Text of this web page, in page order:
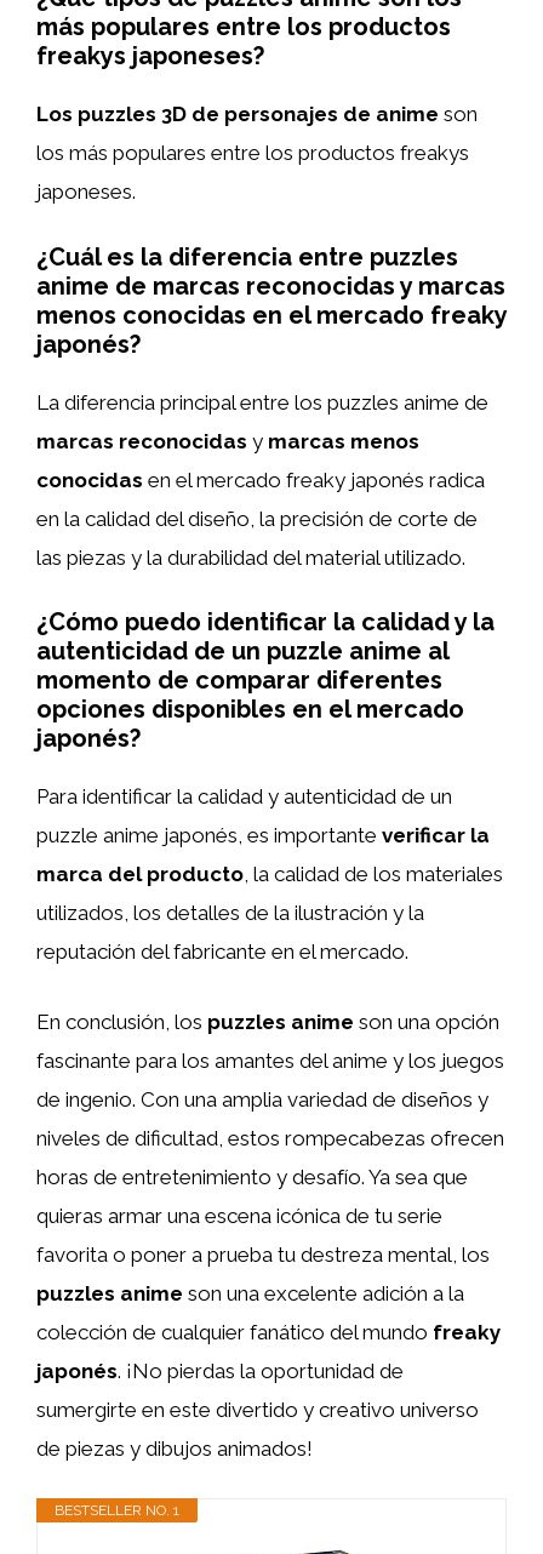
más populares entre los productos
freakys japoneses?
Los puzzles 3D de personajes de anime son
los más populares entre los productos freakys
japoneses.
¿Cuál es la diferencia entre puzzles
anime de marcas reconocidas y marcas
menos conocidas en el mercado freaky
japonés?
La diferencia principal entre los puzzles anime de
marcas reconocidas y marcas menos
conocidas en el mercado freaky japonés radica
en la calidad del diseño, la precisión de corte de
las piezas y la durabilidad del material utilizado.
¿Cómo puedo identificar la calidad y la
autenticidad de un puzzle anime al
momento de comparar diferentes
opciones disponibles en el mercado
japonés?
Para identificar la calidad y autenticidad de un
puzzle anime japonés, es importante verificar la
marca del producto, la calidad de los materiales
utilizados, los detalles de la ilustración y la
reputación del fabricante en el mercado.
En conclusión, los puzzles anime son una opción
fascinante para los amantes del anime y los juegos
de ingenio. Con una amplia variedad de diseños y
niveles de dificultad, estos rompecabezas ofrecen
horas de entretenimiento y desafío. Ya sea que
quieras armar una escena icónica de tu serie
favorita o poner a prueba tu destreza mental, los
puzzles anime son una excelente adición a la
colección de cualquier fanático del mundo freaky
japonés. ¡No pierdas la oportunidad de
sumergirte en este divertido y creativo universo
de piezas y dibujos animados!
BESTSELLER NO. 1